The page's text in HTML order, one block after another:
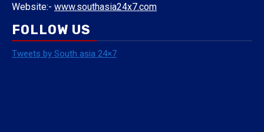
Website:- www.southasia24x7.com
FOLLOW US
Tweets by South asia 24×7